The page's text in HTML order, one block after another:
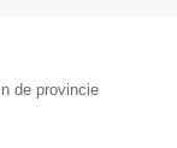
de provincie